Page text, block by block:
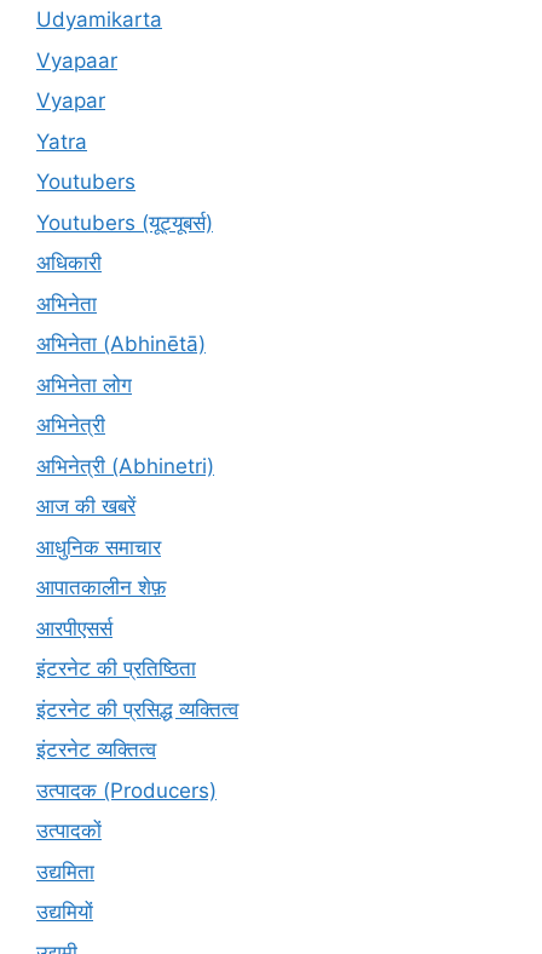
Udyamikarta
Vyapaar
Vyapar
Yatra
Youtubers
Youtubers (यूट्यूबर्स)
अधिकारी
अभिनेता
अभिनेता (Abhinētā)
अभिनेता लोग
अभिनेत्री
अभिनेत्री (Abhinetri)
आज की खबरें
आधुनिक समाचार
आपातकालीन शेफ़
आरपीएसर्स
इंटरनेट की प्रतिष्ठिता
इंटरनेट की प्रसिद्ध व्यक्तित्व
इंटरनेट व्यक्तित्व
उत्पादक (Producers)
उत्पादकों
उद्यमिता
उद्यमियों